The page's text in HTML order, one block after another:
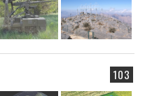
103